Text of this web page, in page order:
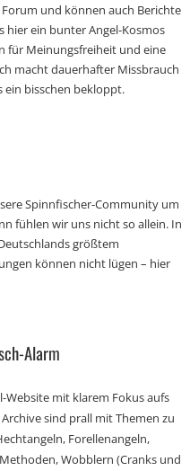
Forum und können auch Berichte
hier ein bunter Angel-Kosmos
für Meinungsfreiheit und eine
macht dauerhafter Missbrauch
bisschen bekloppt.
Spinnfischer-Community um
fühlen wir uns nicht so allein. In
größtem
können nicht lügen – hier
Alarm
Website mit klarem Fokus aufs
Archive sind prall mit Themen zu
Forellenangeln,
Wobblern (Cranks und